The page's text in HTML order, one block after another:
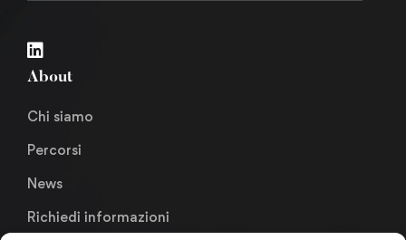
About
Chi siamo
Percorsi
News
Richiedi informazioni